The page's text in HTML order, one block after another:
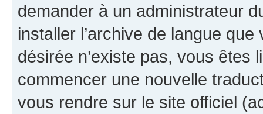
demander à un administrateur
installer l’archive de langue
désirée n’existe pas, vous êtes
commencer une nouvelle
vous rendre sur le site officiel